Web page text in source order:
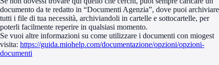
documento da te redatto in “Documenti Agenzia”, dove puoi archiviare
tutti i file di tua necessità, archiviandoli in cartelle e sottocartelle, per
poterli facilmente reperire in qualsiasi momento.
Se vuoi altre informazioni su come utilizzare i documenti con miogest
visita: https://guida.miohelp.com/documentazione/opzioni/opzioni-
documenti